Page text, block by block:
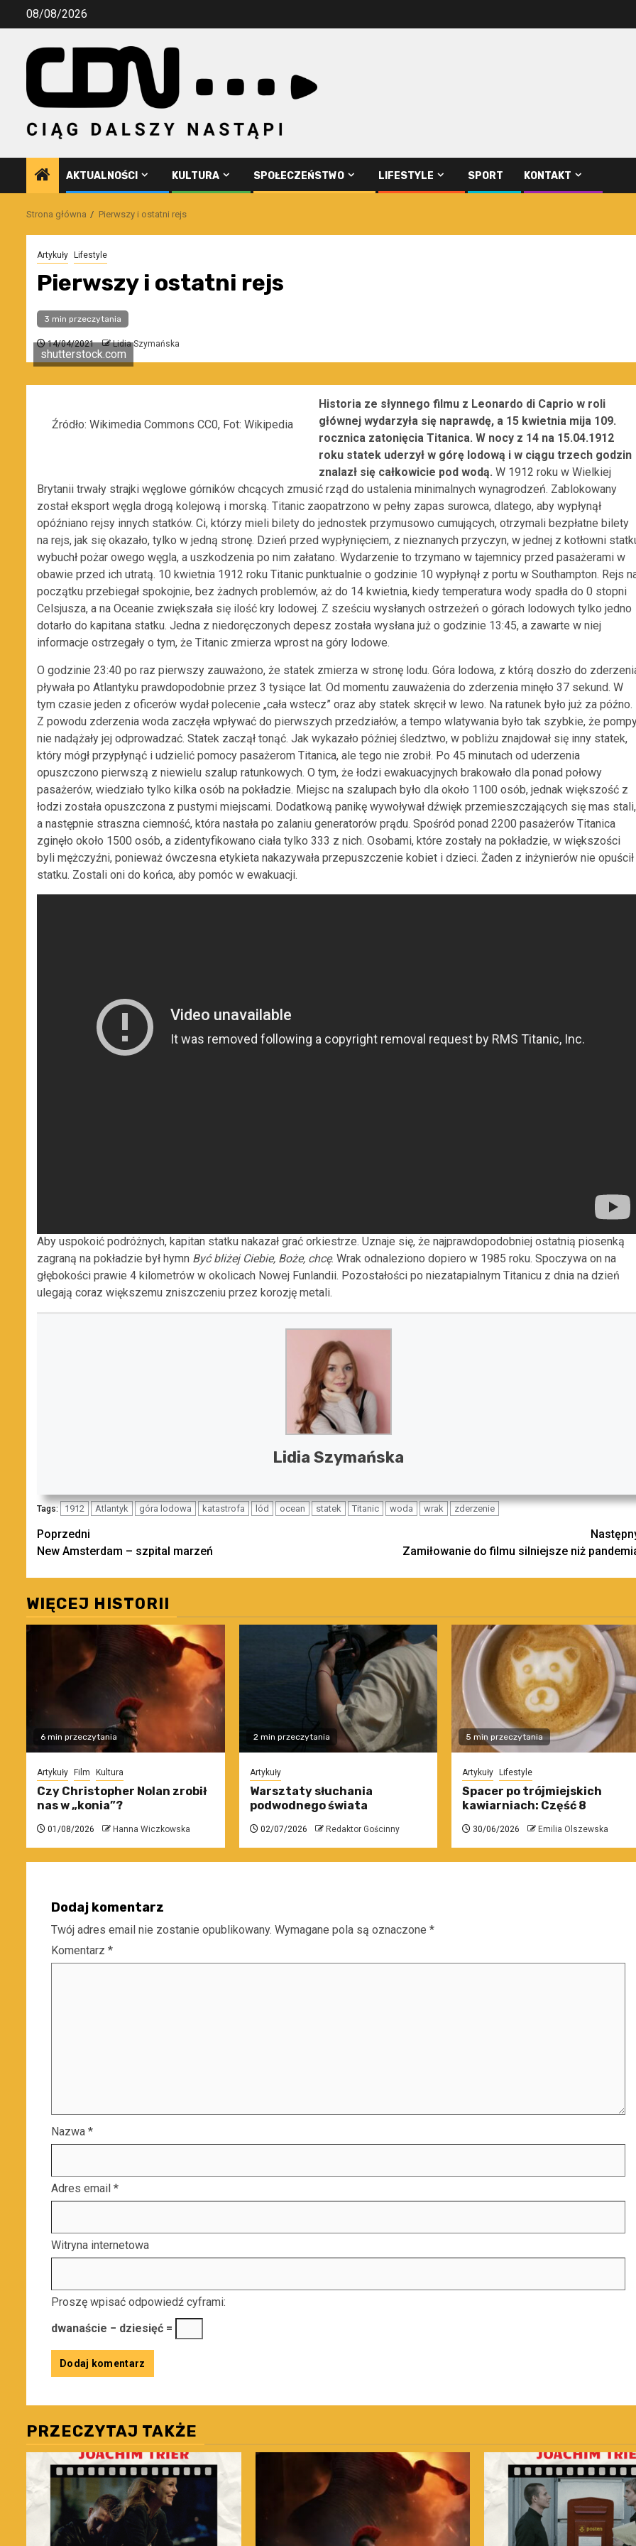
Przejdź08/08/2026
AKTUALNOŚCI KULTURA SPOŁECZEŃSTWO LIFESTYLE SPORT KONTAKT
Strona główna Pierwszy i ostatni rejs
Artykuły Lifestyle
Pierwszy i ostatni rejs
3 min przeczytania
14/04/2021 Lidia Szymańska
shutterstock.com
Źródło: Wikimedia Commons CC0, Fot: Wikipedia
Historia ze słynnego filmu z Leonardo di Caprio w roli
głównej wydarzyła się naprawdę, a 15 kwietnia mija 109.
rocznica zatonięcia Titanica. W nocy z 14 na 15.04.1912
roku statek uderzył w górę lodową i w ciągu trzech godzin
znalazł się całkowicie pod wodą. W 1912 roku w Wielkiej
Brytanii trwały strajki węglowe górników chcących zmusić rząd do ustalenia minimalnych wynagrodzeń. Zablokowany
został eksport węgla drogą kolejową i morską. Titanic zaopatrzono w pełny zapas surowca, dlatego, aby wypłynął
opóźniano rejsy innych statków. Ci, którzy mieli bilety do jednostek przymusowo cumujących, otrzymali bezpłatne bilety
na rejs, jak się okazało, tylko w jedną stronę. Dzień przed wypłynięciem, z nieznanych przyczyn, w jednej z kotłowni
wybuchł pożar owego węgla, a uszkodzenia po nim załatano. Wydarzenie to trzymano w tajemnicy przed pasażerami w
obawie przed ich utratą. 10 kwietnia 1912 roku Titanic punktualnie o godzinie 10 wypłynął z portu w Southampton. Rejs
początku przebiegał spokojnie, bez żadnych problemów, aż do 14 kwietnia, kiedy temperatura wody spadła do 0 stopni
Celsjusza, a na Oceanie zwiększała się ilość kry lodowej. Z sześciu wysłanych ostrzeżeń o górach lodowych tylko jedno
dotarło do kapitana statku. Jedna z niedoręczonych depesz została wysłana już o godzinie 13:45, a zawarte w niej
informacje ostrzegały o tym, że Titanic zmierza wprost na góry lodowe.
O godzinie 23:40 po raz pierwszy zauważono, że statek zmierza w stronę lodu. Góra lodowa, z którą doszło do
pływała po Atlantyku prawdopodobnie przez 3 tysiące lat. Od momentu zauważenia do zderzenia minęło 37 sekund. W
tym czasie jeden z oficerów wydał polecenie „cała wstecz” oraz aby statek skręcił w lewo. Na ratunek było już za późno.
Z powodu zderzenia woda zaczęła wpływać do pierwszych przedziałów, a tempo wlatywania było tak szybkie, że
nie nadążały jej odprowadzać. Statek zaczął tonąć. Jak wykazało później śledztwo, w pobliżu znajdował się inny statek,
który mógł przypłynąć i udzielić pomocy pasażerom Titanica, ale tego nie zrobił. Po 45 minutach od uderzenia
opuszczono pierwszą z niewielu szalup ratunkowych. O tym, że łodzi ewakuacyjnych brakowało dla ponad połowy
pasażerów, wiedziało tylko kilka osób na pokładzie. Miejsc na szalupach było dla około 1100 osób, jednak większość z
łodzi została opuszczona z pustymi miejscami. Dodatkową panikę wywoływał dźwięk przemieszczających się mas stali,
a następnie straszna ciemność, która nastała po zalaniu generatorów prądu. Spośród ponad 2200 pasażerów Titanica
zginęło około 1500 osób, a zidentyfikowano ciała tylko 333 z nich. Osobami, które zostały na pokładzie, w większości
byli mężczyźni, ponieważ ówczesna etykieta nakazywała przepuszczenie kobiet i dzieci. Żaden z inżynierów nie opuścił
statku. Zostali oni do końca, aby pomóc w ewakuacji.
Aby uspokoić podróżnych, kapitan statku nakazał grać orkiestrze. Uznaje się, że najprawdopodobniej ostatnią piosenką
zagraną na pokładzie był hymn Być bliżej Ciebie, Boże, chcę. Wrak odnaleziono dopiero w 1985 roku. Spoczywa on na
głębokości prawie 4 kilometrów w okolicach Nowej Funlandii. Pozostałości po niezatapialnym Titanicu z dnia na dzień
ulegają coraz większemu zniszczeniu przez korozję metali.
Lidia Szymańska
Tags: 1912 Atlantyk góra lodowa katastrofa lód ocean statek Titanic woda wrak zderzenie
Zobacz
wpisy
Poprzedni
New Amsterdam – szpital marzeń
Zamiłowanie do filmu silniejsze niż
WIĘCEJ HISTORII
6 min przeczytania
Artykuły Film Kultura
Czy Christopher Nolan zrobił
nas w „konia”?
01/08/2026 Hanna Wiczkowska
2 min przeczytania
Artykuły
Warsztaty słuchania
podwodnego świata
02/07/2026 Redaktor Gościnny
5 min przeczytania
Artykuły Lifestyle
Spacer po trójmiejskich
kawiarniach: Część 8
30/06/2026 Emilia Olszewska
Dodaj komentarz
Twój adres email nie zostanie opublikowany. Wymagane pola są oznaczone *
Komentarz *
Nazwa *
Adres email *
Witryna internetowa
Proszę wpisać odpowiedź cyframi:
dwanaście − dziesięć =
PRZECZYTAJ TAKŻE